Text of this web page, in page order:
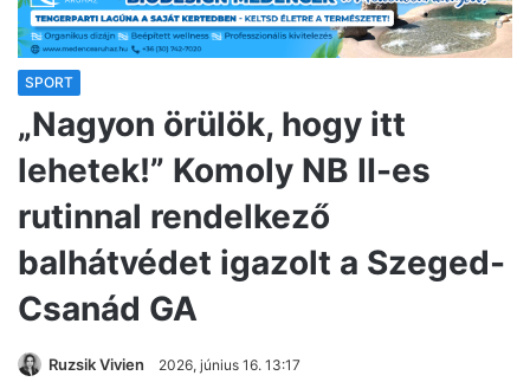
SPORT
„Nagyon örülök, hogy itt
lehetek!” Komoly NB II-es
rutinnal rendelkező
balhátvédet igazolt a Szeged-
Csanád GA
Ruzsik Vivien 2026, június 16. 13:17